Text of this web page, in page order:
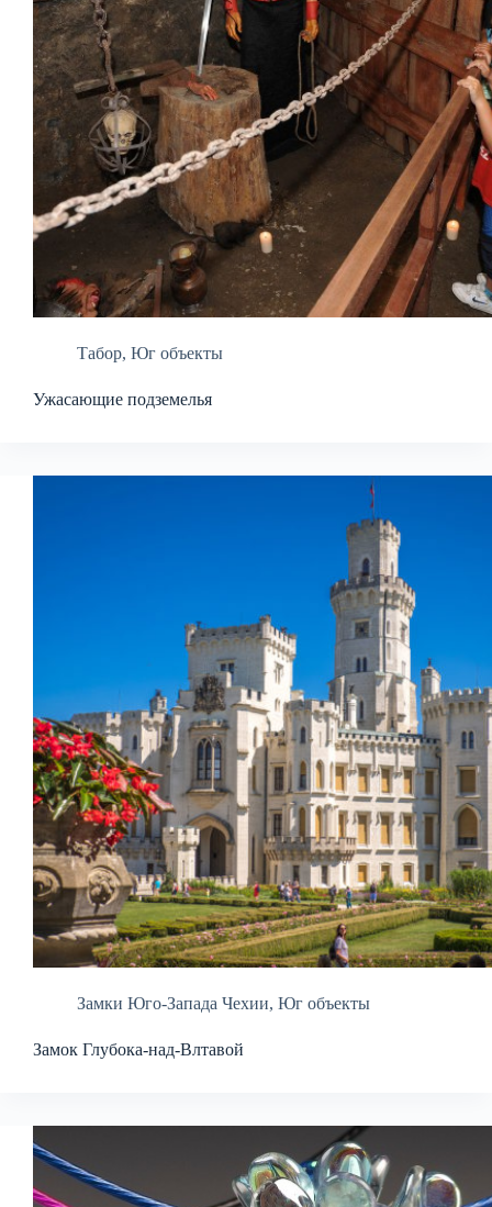
Табор, Юг объекты
Ужасающие подземелья
Замки Юго-Запада Чехии, Юг объекты
Замок Глубока-над-Влтавой